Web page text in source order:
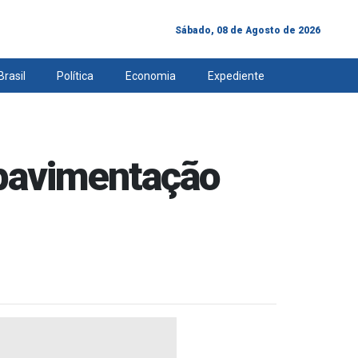
Sábado, 08 de Agosto de 2026
Brasil Política Economia Expediente